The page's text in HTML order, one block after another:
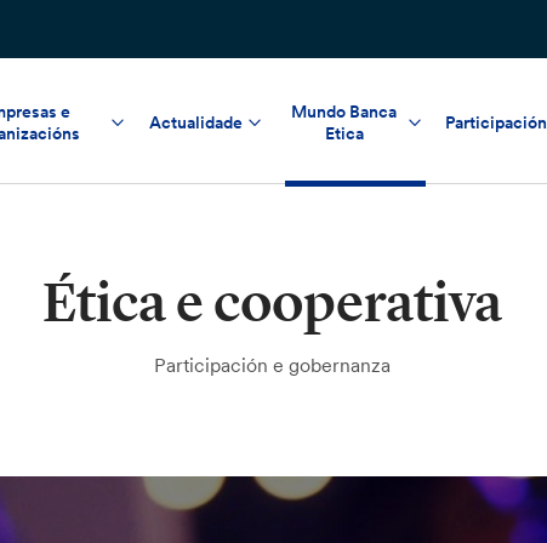
e
Actualidade
Mundo Banca
Etica
Participación
Ética e cooperativa
Participación e gobernanza